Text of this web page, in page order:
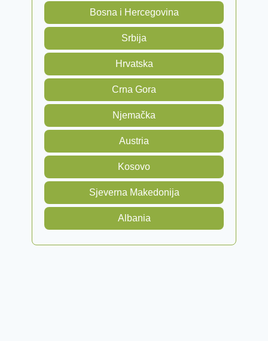
Bosna i Hercegovina
Srbija
Hrvatska
Crna Gora
Njemačka
Austria
Kosovo
Sjeverna Makedonija
Albania